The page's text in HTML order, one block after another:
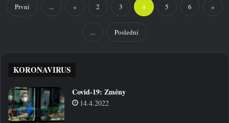
První ... « 2 3 4 5 6 »
... Poslední
KORONAVIRUS
Covid-19: Změny
14.4.2022